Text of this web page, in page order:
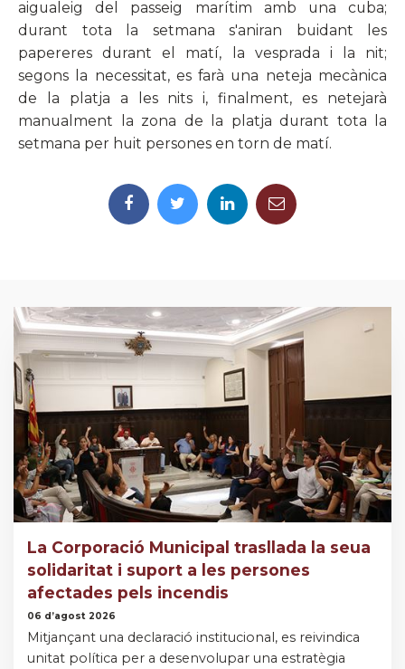
aigualeig del passeig marítim amb una cuba;
durant tota la setmana s'aniran buidant les
papereres durant el matí, la vesprada i la nit;
segons la necessitat, es farà una neteja mecànica
de la platja a les nits i, finalment, es netejarà
manualment la zona de la platja durant tota la
setmana per huit persones en torn de matí.
La Corporació Municipal trasllada la seua
solidaritat i suport a les persones
afectades pels incendis
06 d’agost 2026
Mitjançant una declaració institucional, es reivindica
unitat política per a desenvolupar una estratègia